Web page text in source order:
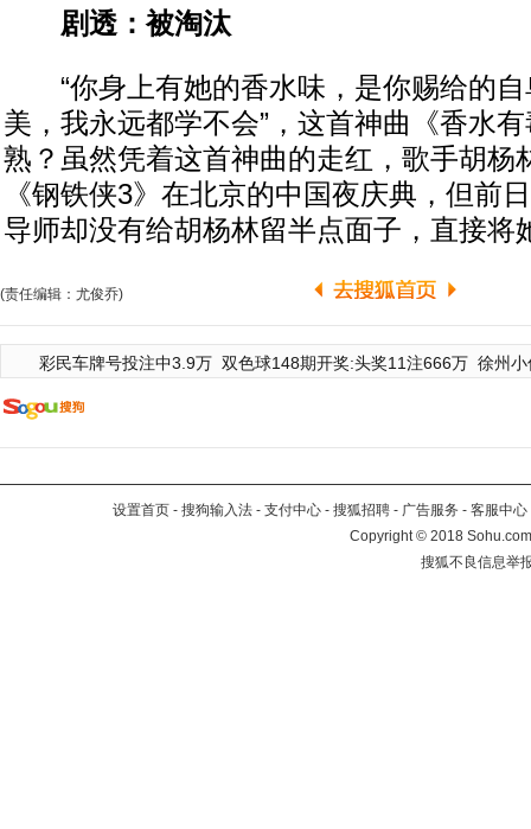
剧透：被淘汰
“你身上有她的香水味，是你赐给的自
美，我永远都学不会”，这首神曲《香水
熟？虽然凭着这首神曲的走红，歌手胡杨
《钢铁侠3》在北京的中国夜庆典，但前
导师却没有给胡杨林留半点面子，直接将
(责任编辑：尤俊乔)
彩民车牌号投注中3.9万 双色球148期开奖:头奖11注666万 徐州
设置首页 - 搜狗输入法 - 支付中心 - 搜狐招聘 - 广告服务 - 客服中心
Copyright©2018
搜狐不良信息举